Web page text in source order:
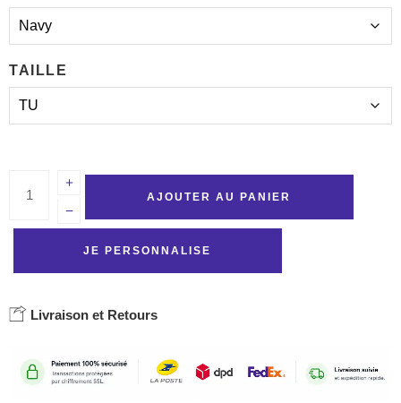
TAILLE
AJOUTER AU PANIER
JE PERSONNALISE
Livraison et Retours